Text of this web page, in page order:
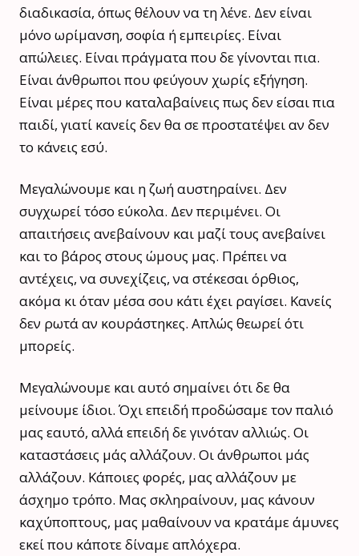
διαδικασία, όπως θέλουν να τη λένε. Δεν είναι
μόνο ωρίμανση, σοφία ή εμπειρίες. Είναι
απώλειες. Είναι πράγματα που δε γίνονται πια.
Είναι άνθρωποι που φεύγουν χωρίς εξήγηση.
Είναι μέρες που καταλαβαίνεις πως δεν είσαι πια
παιδί, γιατί κανείς δεν θα σε προστατέψει αν δεν
το κάνεις εσύ.
Μεγαλώνουμε και η ζωή αυστηραίνει. Δεν
συγχωρεί τόσο εύκολα. Δεν περιμένει. Οι
απαιτήσεις ανεβαίνουν και μαζί τους ανεβαίνει
και το βάρος στους ώμους μας. Πρέπει να
αντέχεις, να συνεχίζεις, να στέκεσαι όρθιος,
ακόμα κι όταν μέσα σου κάτι έχει ραγίσει. Κανείς
δεν ρωτά αν κουράστηκες. Απλώς θεωρεί ότι
μπορείς.
Μεγαλώνουμε και αυτό σημαίνει ότι δε θα
μείνουμε ίδιοι. Όχι επειδή προδώσαμε τον παλιό
μας εαυτό, αλλά επειδή δε γινόταν αλλιώς. Οι
καταστάσεις μάς αλλάζουν. Οι άνθρωποι μάς
αλλάζουν. Κάποιες φορές, μας αλλάζουν με
άσχημο τρόπο. Μας σκληραίνουν, μας κάνουν
καχύποπτους, μας μαθαίνουν να κρατάμε άμυνες
εκεί που κάποτε δίναμε απλόχερα.